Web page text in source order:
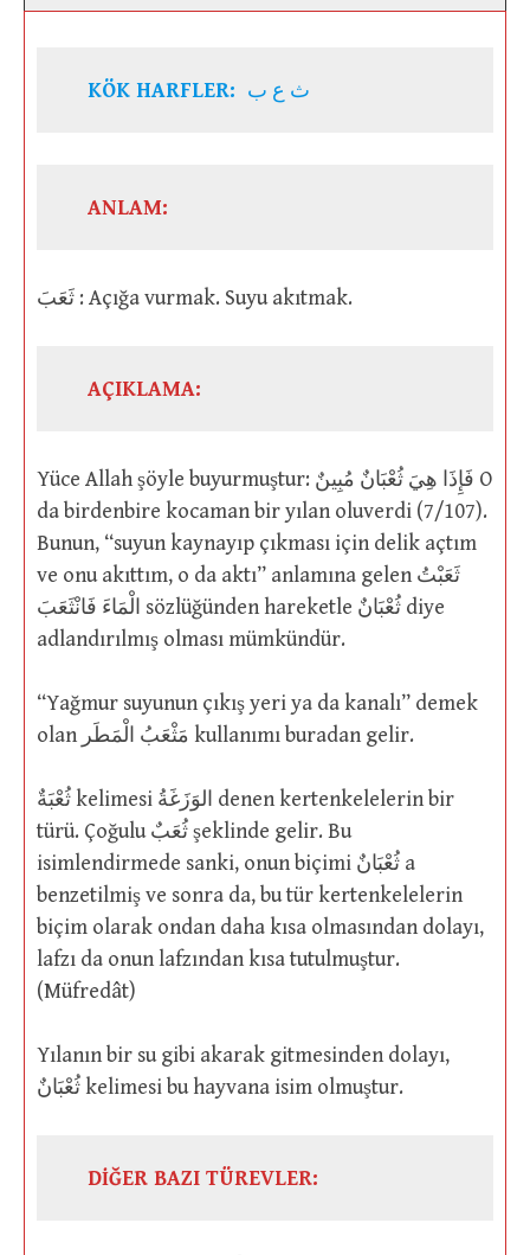
KÖK HARFLER: ث ع ب
ANLAM:
ثَعَبَ : Açığa vurmak. Suyu akıtmak.
AÇIKLAMA:
Yüce Allah şöyle buyurmuştur: فَإِذَا هِيَ ثُعْبَانٌ مُبِينٌ O
da birdenbire kocaman bir yılan oluverdi (7/107).
Bunun, “suyun kaynayıp çıkması için delik açtım
ve onu akıttım, o da aktı” anlamına gelen ثَعَبْتُ
الْمَاءَ فَانْثَعَبَ sözlüğünden hareketle ثُعْبَانٌ diye
adlandırılmış olması mümkündür.
“Yağmur suyunun çıkış yeri ya da kanalı” demek
olan مَثْعَبُ الْمَطَر kullanımı buradan gelir.
ثُعْبَةٌ kelimesi الوَزَغَةُ denen kertenkelelerin bir
türü. Çoğulu ثُعَبٌ şeklinde gelir. Bu
isimlendirmede sanki, onun biçimi ثُعْبَانٌ a
benzetilmiş ve sonra da, bu tür kertenkelelerin
biçim olarak ondan daha kısa olmasından dolayı,
lafzı da onun lafzından kısa tutulmuştur.
(Müfredât)
Yılanın bir su gibi akarak gitmesinden dolayı,
ثُعْبَانٌ kelimesi bu hayvana isim olmuştur.
DİĞER BAZI TÜREVLER: